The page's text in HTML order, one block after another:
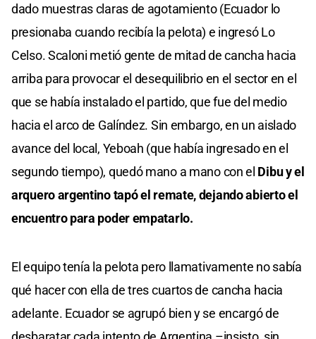
dado muestras claras de agotamiento (Ecuador lo
presionaba cuando recibía la pelota) e ingresó Lo
Celso. Scaloni metió gente de mitad de cancha hacia
arriba para provocar el desequilibrio en el sector en el
que se había instalado el partido, que fue del medio
hacia el arco de Galíndez. Sin embargo, en un aislado
avance del local, Yeboah (que había ingresado en el
segundo tiempo), quedó mano a mano con el Dibu y el
arquero argentino tapó el remate, dejando abierto el
encuentro para poder empatarlo.
El equipo tenía la pelota pero llamativamente no sabía
qué hacer con ella de tres cuartos de cancha hacia
adelante. Ecuador se agrupó bien y se encargó de